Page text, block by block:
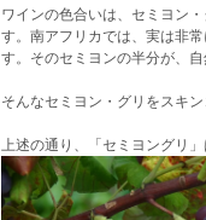
ワインの色合いは、セミヨン
す。南アフリカでは、実は非
す。そのセミヨンの半分が、
そんなセミヨン・グリをスキ
上述の通り、「セミヨングリ